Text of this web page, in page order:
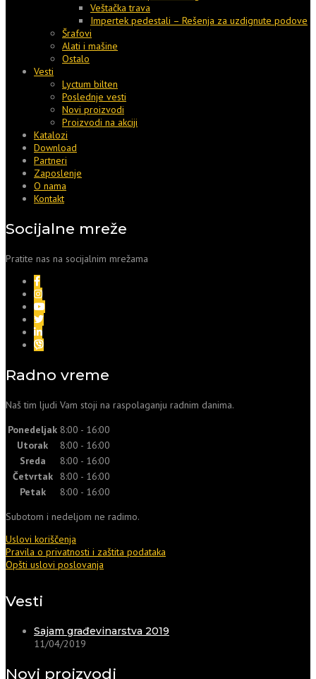
Veštačka trava
Impertek pedestali – Rešenja za uzdignute podove
Šrafovi
Alati i mašine
Ostalo
Vesti
Lyctum bilten
Poslednje vesti
Novi proizvodi
Proizvodi na akciji
Katalozi
Download
Partneri
Zaposlenje
O nama
Kontakt
Socijalne mreže
Pratite nas na socijalnim mrežama
Radno vreme
Naš tim ljudi Vam stoji na raspolaganju radnim danima.
Ponedeljak 8:00 - 16:00
Utorak
8:00 - 16:00
Sreda
8:00 - 16:00
Četvrtak
8:00 - 16:00
Petak
8:00 - 16:00
Subotom i nedeljom ne radimo.
Uslovi koriščenja
Pravila o privatnosti i zaštita podataka
Opšti uslovi poslovanja
Vesti
Sajam građevinarstva 2019
11/04/2019
Novi proizvodi